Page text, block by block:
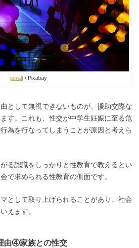
geralt/ Pixabay
として無視できないものが、援助交際な
す。これも、性交が中学生妊娠に至る危
為を行なってしまうことが原因と考えら
る認識をしっかりと性教育で教えるとい
で求められる性教育の側面です。
として取り上げられることがあり、社会
えます。
由④家族との性交